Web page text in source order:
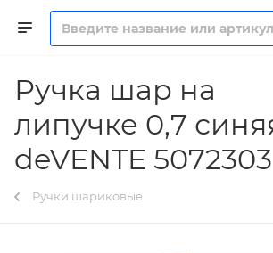
Ручка шар на
липучке 0,7
deVENTE 5072303
Ручки шариковые